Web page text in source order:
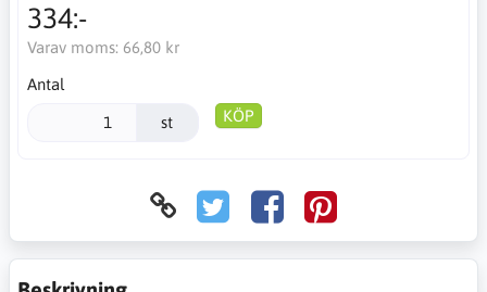
334:-
Varav moms: 66,80 kr
Antal
st KÖP